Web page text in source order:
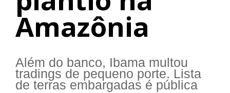
Amazônia
Além do banco, Ibama multou
tradings de pequeno porte. Lista
de terras embargadas é pública